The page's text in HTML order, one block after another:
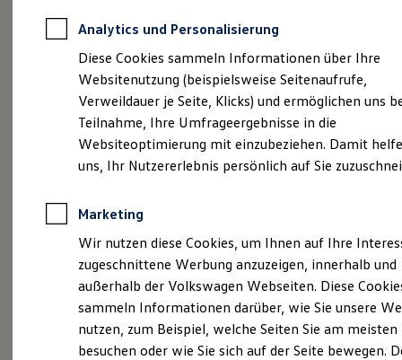
Autokredit mit Schlussrate
Versicherungen und Garantien
Kfz-Versicherung
Restschuldversicherungen
Garantien
Wartungsverträge
Geschäftskunden
Professional Class bei Volkswagen
Großkunden
Behörden
Anpfiff zum Gewinn
Elektroautos
ID. Tutorials
Elektrofahrzeugkonzepte
Reichweite
Reichweite der ID. Modelle
Reichweite im Winter
Impressum & Rechtliches)
Probefahrt vereinbaren
Analytics und Personalisierung
Diese Cookies sammeln Informationen über Ihre
Websitenutzung (beispielsweise Seitenaufrufe,
Verweildauer je Seite, Klicks) und ermöglichen uns
Teilnahme, Ihre Umfrageergebnisse in die
Websiteoptimierung mit einzubeziehen. Damit
uns, Ihr Nutzererlebnis persönlich auf Sie
Marketing
Wir nutzen diese Cookies, um Ihnen auf Ihre
zugeschnittene Werbung anzuzeigen, innerhalb und
außerhalb der Volkswagen Webseiten. Diese
sammeln Informationen darüber, wie Sie unsere
nutzen, zum Beispiel, welche Seiten Sie am meisten
besuchen oder wie Sie sich auf der Seite bewegen.